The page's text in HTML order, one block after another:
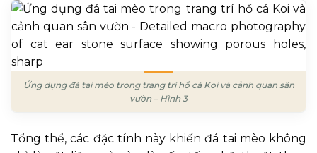
Ứng dụng đá tai mèo trong trang trí hồ cá Koi và cảnh quan sân
vườn – Hình 3
Tổng thể, các đặc tính này khiến đá tai mèo không